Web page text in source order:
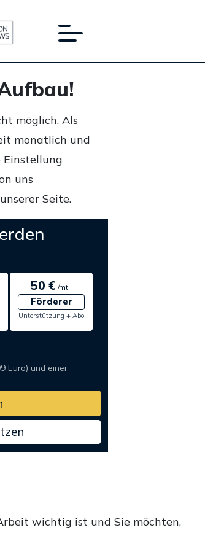
möglich. Als
monatlich und
uns
Seite.
50 € /mtl.
Förderer
Unterstützung + Abo
Euro) und einer
wichtig ist und Sie möchten,